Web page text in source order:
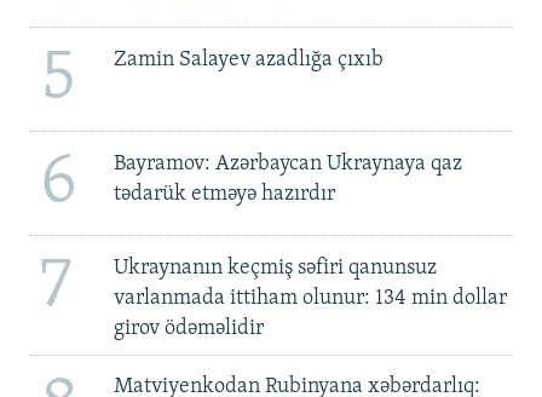
5 Zamin Salayev azadlığa çıxıb
6
Bayramov: Azərbaycan Ukraynaya qaz
tədarük etməyə hazırdır
7
Ukraynanın keçmiş səfiri qanunsuz
varlanmada ittiham olunur: 134 min dollar
girov ödəməlidir
Matviyenkodan Rubinyana xəbərdarlıq: